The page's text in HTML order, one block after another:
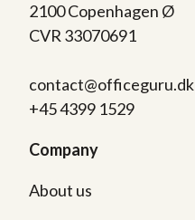
2100 Copenhagen Ø
CVR 33070691
contact@officeguru.dk
+45 4399 1529
Company
About us